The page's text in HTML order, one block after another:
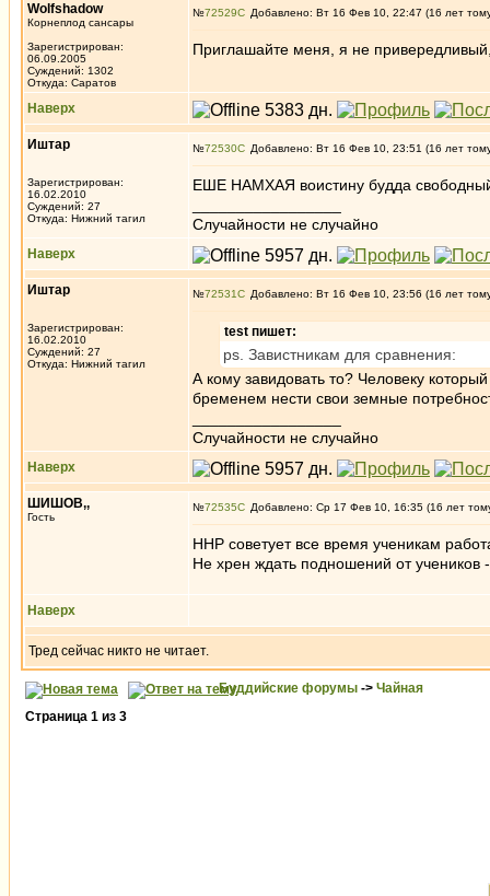
Wolfshadow
Корнеплод сансары
Зарегистрирован:
06.09.2005
Суждений: 1302
Откуда: Саратов
№72529 Добавлено: Вт 16 Фев 10, 22:47 (16 лет
Приглашайте меня, я не
Наверх
Иштар
Зарегистрирован:
16.02.2010
Суждений: 27
Откуда: Нижний тагил
№72530 Добавлено: Вт 16 Фев 10, 23:51 (16 лет
ЕШЕ НАМХАЯ воистину будда
Случайности не случайно
Наверх
Иштар
Зарегистрирован:
16.02.2010
Суждений: 27
Откуда: Нижний тагил
№72531 Добавлено: Вт 16 Фев 10, 23:56 (16 лет
test пишет:
ps. Завистникам для сравнения:
А кому завидовать то? Человеку
бременем нести свои земные
Случайности не случайно
Наверх
ШИШОВ,,
Гость
№72535 Добавлено: Ср 17 Фев 10, 16:35 (16 лет
ННР советует все время ученикам
Не хрен ждать подношений от учеников
Наверх
Тред сейчас никто не читает.
Буддийские форумы -> Чайная
Страница 1 из 3